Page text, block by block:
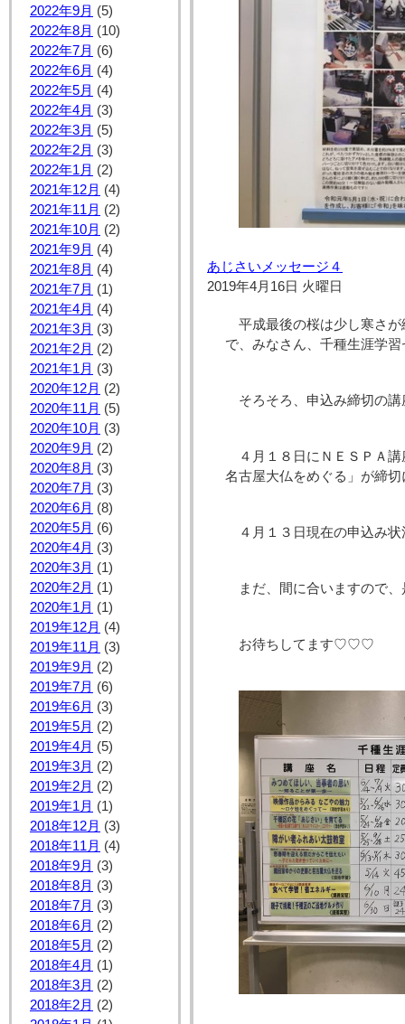
2022年9月 (5)
2022年8月 (10)
2022年7月 (6)
2022年6月 (4)
2022年5月 (4)
2022年4月 (3)
2022年3月 (5)
2022年2月 (3)
2022年1月 (2)
2021年12月 (4)
2021年11月 (2)
2021年10月 (2)
2021年9月 (4)
2021年8月 (4)
2021年7月 (1)
2021年4月 (4)
2021年3月 (3)
2021年2月 (2)
2021年1月 (3)
2020年12月 (2)
2020年11月 (5)
2020年10月 (3)
2020年9月 (2)
2020年8月 (3)
2020年7月 (3)
2020年6月 (8)
2020年5月 (6)
2020年4月 (3)
2020年3月 (1)
2020年2月 (1)
2020年1月 (1)
2019年12月 (4)
2019年11月 (3)
2019年9月 (2)
2019年7月 (6)
2019年6月 (3)
2019年5月 (2)
2019年4月 (5)
2019年3月 (2)
2019年2月 (2)
2019年1月 (1)
2018年12月 (3)
2018年11月 (4)
2018年9月 (3)
2018年8月 (3)
2018年7月 (3)
2018年6月 (2)
2018年5月 (2)
2018年4月 (1)
2018年3月 (2)
2018年2月 (2)
あじさいメッセージ４
2019年4月16日 火曜日
平成最後の桜は少し寒さ
で、みなさん、千種生涯学
そろそろ、申込み締切の
４月１８日にＮＥＳＰＡ
名古屋大仏をめぐる」が締
４月１３日現在の申込み
まだ、間に合いますので
お待ちしてます♡♡♡